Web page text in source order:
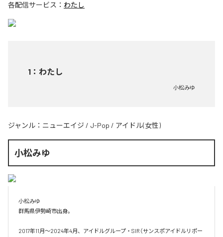
各配信サービス： わたし
1 ： わたし
小松みゆ
ジャンル： ニューエイジ / J-Pop / アイドル(女性)
小松みゆ
小松みゆ
群馬県伊勢崎市出身。
2017年11月〜2024年4月、アイドルグループ・SIR（サンスポアイドルリポー